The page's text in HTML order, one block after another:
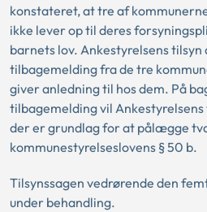
konstateret, at tre af
ikke lever op til deres
barnets lov. Ankestyrelsens tilsyn
tilbagemelding fra de tre
giver anledning til hos dem. På
tilbagemelding vil
der er grundlag for at pålægge
kommunestyrelseslovens § 50 b.
Tilsynssagen vedrørende den
under behandling.